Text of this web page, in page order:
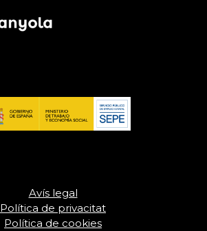
Avís legal
Política de privacitat
Política de cookies